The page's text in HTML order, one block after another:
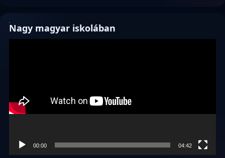
Nagy magyar iskolában
00:00 04:42